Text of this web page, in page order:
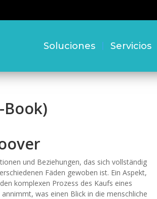
Soluciones Servicios
Book)
und Beziehungen, das sich vollständig
Fäden gewoben ist. Ein Aspekt,
komplexen Prozess des Kaufs eines
was einen Blick in die menschliche